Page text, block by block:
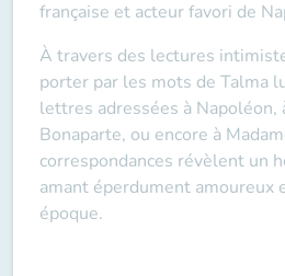
française et acteur favori de
À travers des lectures
porter par les mots de Talma
lettres adressées à Napoléon,
Bonaparte, ou encore à
correspondances révèlent un
amant éperdument amoureux
époque.